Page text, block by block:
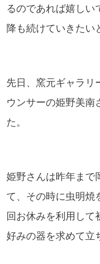
るのであれば嬉しい
降も続けていきたい
先日、窯元ギャラリ
ウンサーの姫野美南
た。
姫野さんは昨年まで
て、その時に虫明焼
回お休みを利用して
好みの器を求めて立